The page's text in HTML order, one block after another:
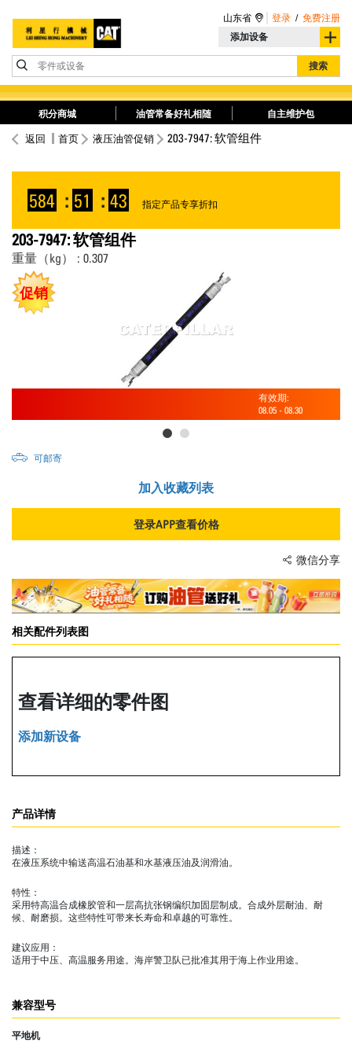
添加设备
零件或设备 搜索
山东省 登录 / 免费注册
积分商城 油管常备好礼相随 自主维护包
返回 首页 液压油管促销 203-7947: 软管组件
584 : 51 : 43 指定产品专享折扣
203-7947: 软管组件
重量（kg） : 0.307
促销
有效期:
08.05 - 08.30
可邮寄
加入收藏列表
登录APP查看价格
微信分享
相关配件列表图
查看详细的零件图
添加新设备
产品详情
描述：
在液压系统中输送高温石油基和水基液压油及润滑油。
特性：
采用特高温合成橡胶管和一层高抗张钢编织加固层制成。合成外层耐油、耐
候、耐磨损。这些特性可带来长寿命和卓越的可靠性。
建议应用：
适用于中压、高温服务用途。海岸警卫队已批准其用于海上作业用途。
兼容型号
平地机